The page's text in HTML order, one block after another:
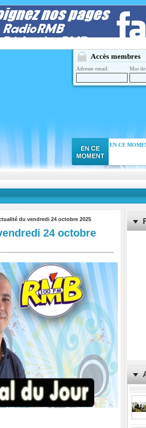
du vendredi 24 octobre 2025
24 octobre
EN CE
Accès membres
Adresse email: Mot de